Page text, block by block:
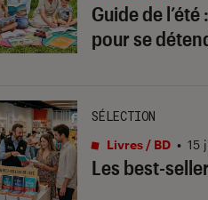
Guide de
pour se
Les best-
SÉLECTION
Livres / BD • 15